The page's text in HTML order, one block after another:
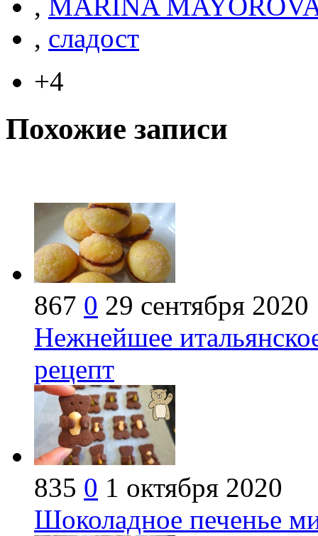
, сладост
+4
Похожие записи
867 0 29 сентября 2020
Нежнейшее
рецепт
835 0 1 октября 2020
Шоколадное печенье